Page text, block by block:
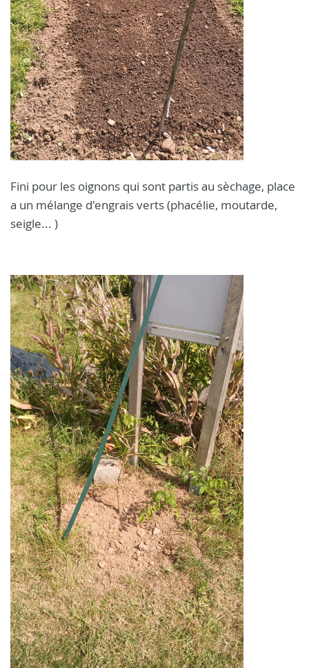
Fini pour les oignons qui sont partis au sèchage, place
a un mélange d'engrais verts (phacélie, moutarde,
seigle... )